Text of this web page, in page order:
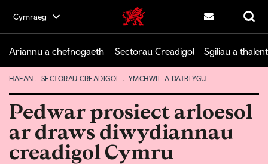
main
content
Cymraeg Cymru Greadigol homeCysylltwch â niChwilio
Ariannu a chefnogaeth Sectorau Creadigol Sgiliau a thalent
HAFAN SECTORAU CREADIGOL YMCHWIL A DATBLYGU
Pedwar prosiect arloesol
ar draws diwydiannau
creadigol Cymru